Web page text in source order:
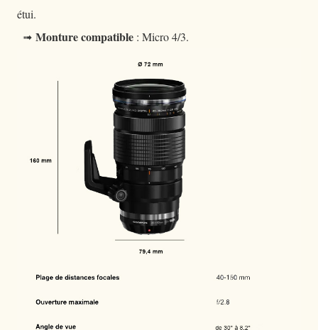
étui.
➟ Monture compatible : Micro 4/3.